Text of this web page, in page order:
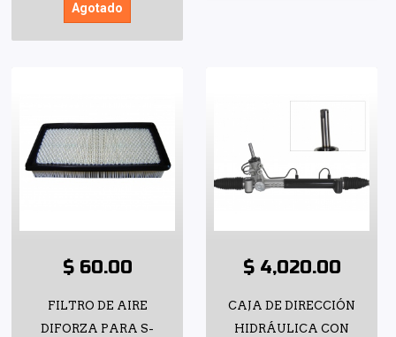
Agotado
$ 60.00
FILTRO DE AIRE
DIFORZA PARA S-
$ 4,020.00
CAJA DE DIRECCIÓN
HIDRÁULICA CON